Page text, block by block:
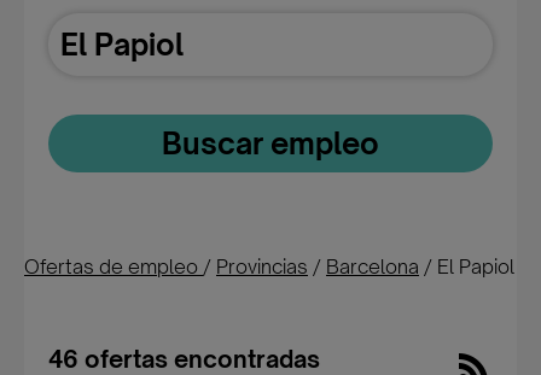
Buscar empleo
Ofertas de empleo / Provincias / Barcelona / El Papiol
46 ofertas encontradas